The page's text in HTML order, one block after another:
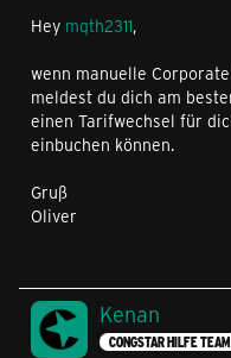
Hey mqth2311,
wenn manuelle
meldest du dich am
einen Tarifwechsel für
einbuchen können.
Gruß
Oliver
Kenan
CONGSTAR HILFE TEAM